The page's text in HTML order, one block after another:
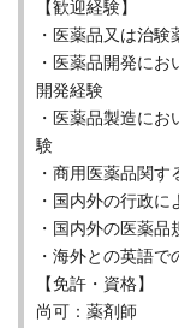
【歓迎経験】
・医薬品又は治
・医薬品開発に
開発経験
・医薬品製造に
験
・商用医薬品関す
・国内外の行政
・国内外の医薬
・海外との英語
【免許・資格】
尚可：薬剤師